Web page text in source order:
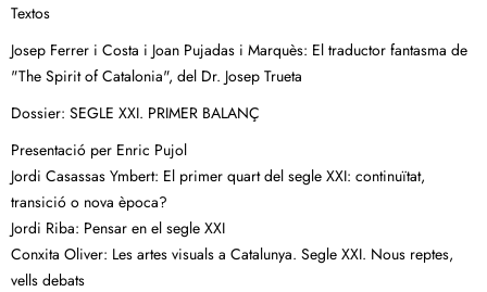
Textos
Josep Ferrer i Costa i Joan Pujadas i Marquès: El traductor fantasma de
"The Spirit of Catalonia", del Dr. Josep Trueta
Dossier: SEGLE XXI. PRIMER BALANÇ
Presentació per Enric Pujol
Jordi Casassas Ymbert: El primer quart del segle XXI: continuïtat,
transició o nova època?
Jordi Riba: Pensar en el segle XXI
Conxita Oliver: Les artes visuals a Catalunya. Segle XXI. Nous reptes,
vells debats